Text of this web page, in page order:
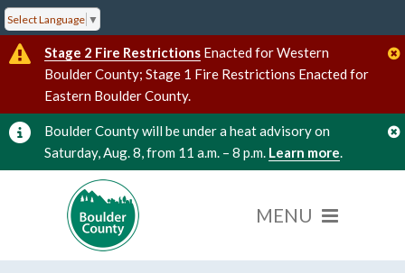
Select Language ▼
Stage 2 Fire Restrictions Enacted for Western
Boulder County; Stage 1 Fire Restrictions Enacted for
Eastern Boulder County.
Boulder County will be under a heat advisory on
Saturday, Aug. 8, from 11 a.m. – 8 p.m. Learn more.